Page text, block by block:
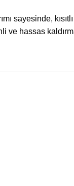
sayesinde,
ve hassas